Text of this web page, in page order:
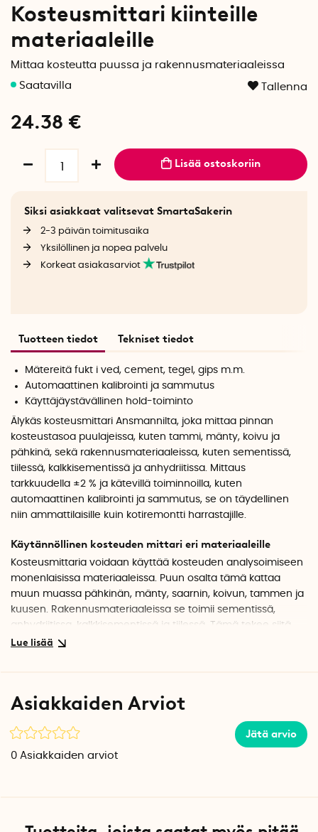
Kosteusmittari kiinteille
materiaaleille
Mittaa kosteutta puussa ja rakennusmateriaaleissa
Tallenna
24.38 €
Lisää ostoskoriin
Siksi asiakkaat valitsevat SmartaSakerin
2-3 päivän toimitusaika
Yksilöllinen ja nopea palvelu
Korkeat asiakasarviot
Tuotteen tiedot Tekniset tiedot
Mätereitä fukt i ved, cement, tegel, gips m.m.
Automaattinen kalibrointi ja sammutus
Käyttäjäystävällinen hold-toiminto
Älykäs kosteusmittari Ansmannilta, joka mittaa pinnan
kosteustasoa puulajeissa, kuten tammi, mänty, koivu ja
pähkinä, sekä rakennusmateriaaleissa, kuten sementissä,
tiilessä, kalkkisementissä ja anhydriitissa. Mittaus
tarkkuudella ±2 % ja kätevillä toiminnoilla, kuten
automaattinen kalibrointi ja sammutus, se on täydellinen
niin ammattilaisille kuin kotiremontti harrastajille.
Käytännöllinen kosteuden mittari eri materiaaleille
Kosteusmittaria voidaan käyttää kosteuden analysoimiseen
monenlaisissa materiaaleissa. Puun osalta tämä kattaa
muun muassa pähkinän, mänty, saarnin, koivun, tammen ja
kuusen. Rakennusmateriaaleissa se toimii sementissä,
anhydriitissa, kalkkisementissä ja tiilessä. Tämä tekee siitä
monipuolisen työkalun kosteuden hallintaan seiniä, lattioita
HOLD-toiminto mahdollistaa mittaustuloksen jäädyttämisen
saavutettavissa tiloissa mittaamisesta. Laite näyttää myös
sekä korkeimman että matalimman mitatun arvon, jolloin
Asiakkaiden Arviot
Jätä arvio
0 Asiakkaiden arviot